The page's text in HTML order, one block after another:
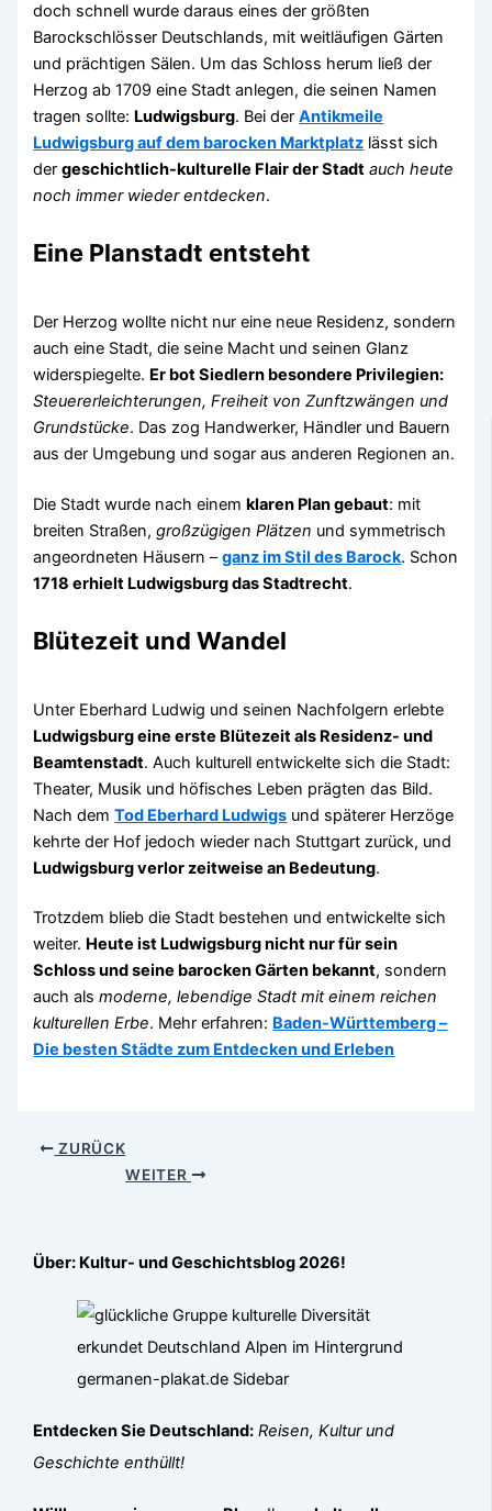
doch schnell wurde daraus eines der größten
Barockschlösser Deutschlands, mit weitläufigen Gärten
und prächtigen Sälen. Um das Schloss herum ließ der
Herzog ab 1709 eine Stadt anlegen, die seinen Namen
tragen sollte: Ludwigsburg. Bei derAntikmeile
Ludwigsburg auf dem barocken Marktplatz lässt sich
dergeschichtlich-kulturelle Flair der Stadt auch heute
noch immer wieder entdecken.
Eine Planstadt entsteht
Der Herzog wollte nicht nur eine neue Residenz, sondern
auch eine Stadt, die seine Macht und seinen Glanz
widerspiegelte. Er bot Siedlern besondere Privilegien:
Steuererleichterungen, Freiheit von Zunftzwängen und
Grundstücke. Das zog Handwerker, Händler und Bauern
aus der Umgebung und sogar aus anderen Regionen an.
Die Stadt wurde nach einemklaren Plan gebaut: mit
breiten Straßen,großzügigen Plätzen und symmetrisch
angeordneten Häusern –ganz im Stil des Barock. Schon
1718 erhielt Ludwigsburg das Stadtrecht.
Blütezeit und Wandel
Unter Eberhard Ludwig und seinen Nachfolgern erlebte
Ludwigsburg eine erste Blütezeit als Residenz- und
Beamtenstadt. Auch kulturell entwickelte sich die Stadt:
Theater, Musik und höfisches Leben prägten das Bild.
Nach demTod Eberhard Ludwigs und späterer Herzöge
kehrte der Hof jedoch wieder nach Stuttgart zurück, und
Ludwigsburg verlor zeitweise an Bedeutung.
Trotzdem blieb die Stadt bestehen und entwickelte sich
weiter. Heute ist Ludwigsburg nicht nur für sein
Schloss und seine barocken Gärten bekannt, sondern
auch alsmoderne, lebendige Stadt mit einem reichen
kulturellen Erbe. Mehr erfahren: Baden-Württemberg –
Die besten Städte zum Entdecken und Erleben
ZURÜCK
WEITER
Über: Kultur- und Geschichtsblog 2026!
Entdecken Sie Deutschland: Reisen, Kultur und
Geschichte enthüllt!